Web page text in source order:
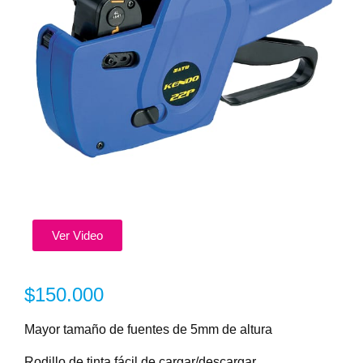
Ver Video
$150.000
Mayor tamaño de fuentes de 5mm de altura